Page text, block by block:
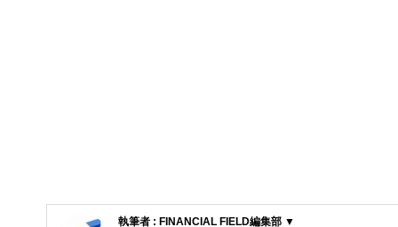
執筆者 : FINANCIAL FIELD編集部 ▼